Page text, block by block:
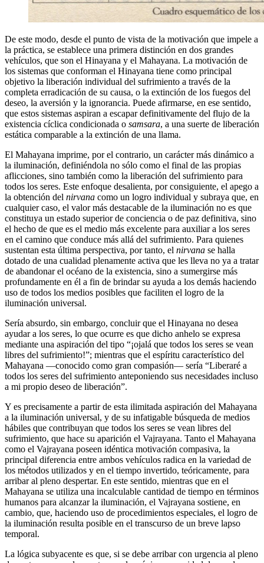
De este modo, desde el punto de vista de la motivación que impele a
la práctica, se establece una primera distinción en dos grandes
vehículos, que son el Hinayana y el Mahayana. La motivación de
los sistemas que conforman el Hinayana tiene como principal
objetivo la liberación individual del sufrimiento a través de la
completa erradicación de su causa, o la extinción de los fuegos del
deseo, la aversión y la ignorancia. Puede afirmarse, en ese sentido,
que estos sistemas aspiran a escapar definitivamente del flujo de la
existencia cíclica condicionada o samsara, a una suerte de liberación
estática comparable a la extinción de una llama.
El Mahayana imprime, por el contrario, un carácter más dinámico a
la iluminación, definiéndola no sólo como el final de las propias
aflicciones, sino también como la liberación del sufrimiento para
todos los seres. Este enfoque desalienta, por consiguiente, el apego a
la obtención del nirvana como un logro individual y subraya que, en
cualquier caso, el valor más destacable de la iluminación no es que
constituya un estado superior de conciencia o de paz definitiva, sino
el hecho de que es el medio más excelente para auxiliar a los seres
en el camino que conduce más allá del sufrimiento. Para quienes
sustentan esta última perspectiva, por tanto, el nirvana se halla
dotado de una cualidad plenamente activa que les lleva no ya a tratar
de abandonar el océano de la existencia, sino a sumergirse más
profundamente en él a fin de brindar su ayuda a los demás haciendo
uso de todos los medios posibles que faciliten el logro de la
iluminación universal.
Sería absurdo, sin embargo, concluir que el Hinayana no desea
ayudar a los seres, lo que ocurre es que dicho anhelo se expresa
mediante una aspiración del tipo “¡ojalá que todos los seres se vean
libres del sufrimiento!”; mientras que el espíritu característico del
Mahayana ―conocido como gran compasión― sería “Liberaré a
todos los seres del sufrimiento anteponiendo sus necesidades incluso
a mi propio deseo de liberación”.
Y es precisamente a partir de esta ilimitada aspiración del Mahayana
a la iluminación universal, y de su infatigable búsqueda de medios
hábiles que contribuyan que todos los seres se vean libres del
sufrimiento, que hace su aparición el Vajrayana. Tanto el Mahayana
como el Vajrayana poseen idéntica motivación compasiva, la
principal diferencia entre ambos vehículos radica en la variedad de
los métodos utilizados y en el tiempo invertido, teóricamente, para
arribar al pleno despertar. En este sentido, mientras que en el
Mahayana se utiliza una incalculable cantidad de tiempo en términos
humanos para alcanzar la iluminación, el Vajrayana sostiene, en
cambio, que, haciendo uso de procedimientos especiales, el logro de
la iluminación resulta posible en el transcurso de un breve lapso
temporal.
La lógica subyacente es que, si se debe arribar con urgencia al pleno